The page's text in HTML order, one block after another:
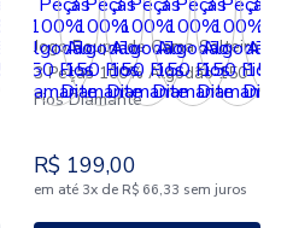
Jogo Roupa de Cama Solteiro
3 Peças 100% Algodão 150
Fios Diamante
R$ 199,00
em até 3x de R$ 66,33 sem juros